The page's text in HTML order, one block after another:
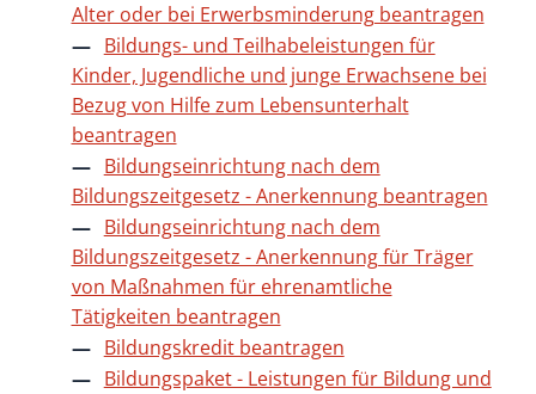
Alter oder bei Erwerbsminderung beantragen
Bildungs- und Teilhabeleistungen für
Kinder, Jugendliche und junge Erwachsene bei
Bezug von Hilfe zum Lebensunterhalt
beantragen
Bildungseinrichtung nach dem
Bildungszeitgesetz - Anerkennung beantragen
Bildungseinrichtung nach dem
Bildungszeitgesetz - Anerkennung für Träger
von Maßnahmen für ehrenamtliche
Tätigkeiten beantragen
Bildungskredit beantragen
Bildungspaket - Leistungen für Bildung und